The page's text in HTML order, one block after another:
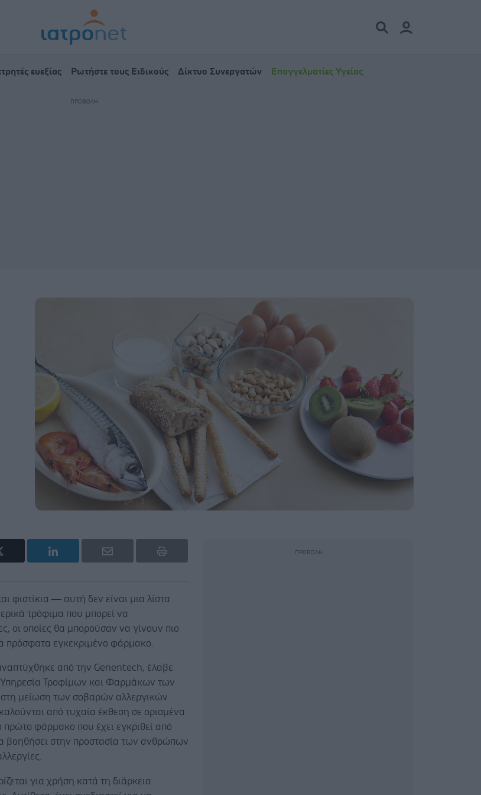
ευεξίας Ρωτήστε τους Ειδικούς Δίκτυο Συνεργατών Επαγγελματίες Υγείας
φιστίκια — αυτή δεν είναι μια λίστα
τρόφιμα που μπορεί να
οι οποίες θα μπορούσαν να γίνουν πιο
πρόσφατα εγκεκριμένο φάρμακο.
από την Genentech, έλαβε
Τροφίμων και Φαρμάκων των
μείωση των σοβαρών αλλεργικών
από τυχαία έκθεση σε ορισμένα
πρώτο φάρμακο που έχει εγκριθεί από
βοηθήσει στην προστασία των ανθρώπων
για χρήση κατά τη διάρκεια